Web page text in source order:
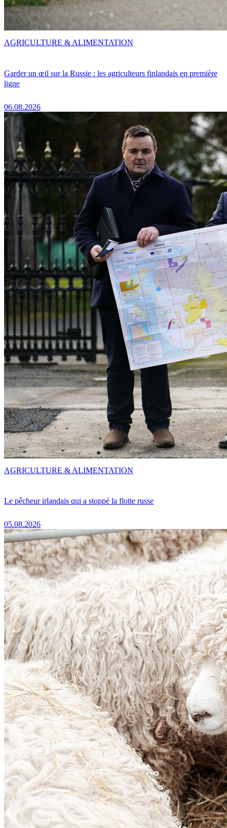
Garder un œil sur la Russie : les agriculteurs finlandais en première
ligne
06.08.2026
AGRICULTURE & ALIMENTATION
Le pêcheur irlandais qui a stoppé la flotte russe
05.08.2026
AGRICULTURE & ALIMENTATION